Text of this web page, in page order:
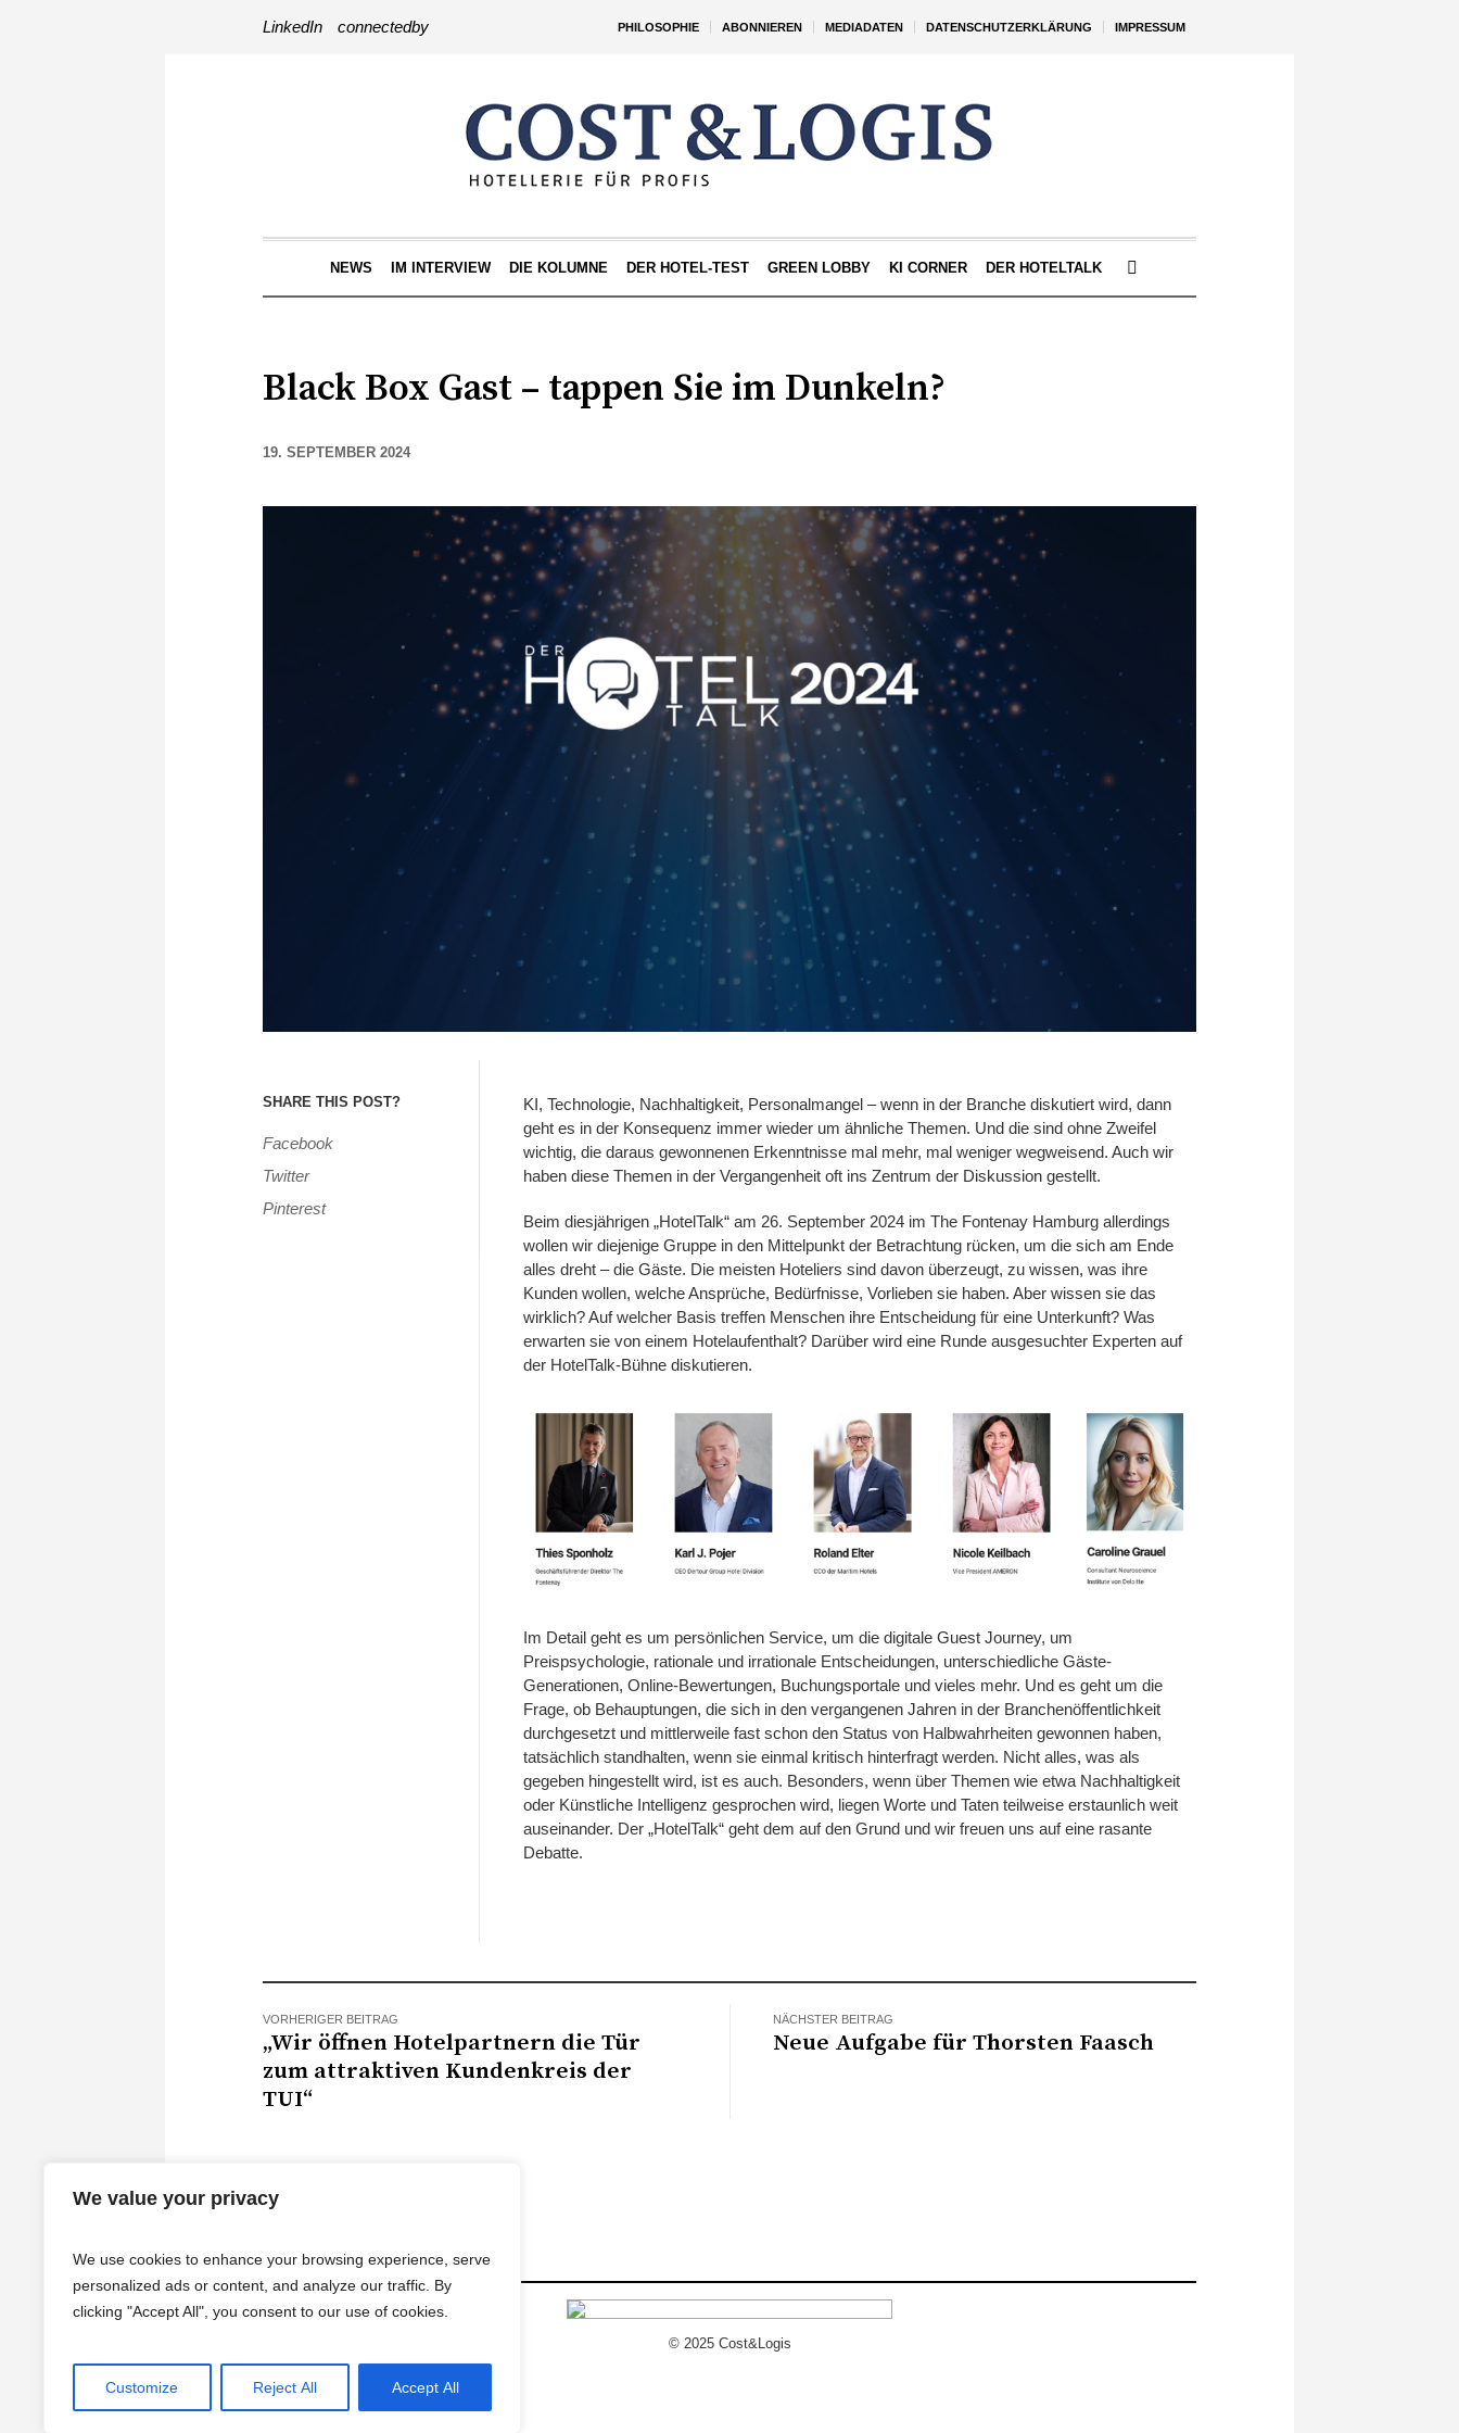
We value your privacy
We use cookies to enhance your browsing experience, serve
personalized ads or content, and analyze our traffic. By
clicking "Accept All", you consent to our use of cookies.
Customize Reject All Accept All
PHILOSOPHIE ABONNIEREN MEDIADATEN DATENSCHUTZERKLÄRUNG IMPRESSUM
LinkedIn connectedby
NEWS IM INTERVIEW DIE KOLUMNE DER HOTEL-TEST GREEN LOBBY KI CORNER DER HOTELTALK
Black Box Gast – tappen Sie im Dunkeln?
19. SEPTEMBER 2024
SHARE THIS POST?
Facebook
Twitter
Pinterest
KI, Technologie, Nachhaltigkeit, Personalmangel – wenn in der Branche diskutiert wird, dann
geht es in der Konsequenz immer wieder um ähnliche Themen. Und die sind ohne Zweifel
wichtig, die daraus gewonnenen Erkenntnisse mal mehr, mal weniger wegweisend. Auch wir
haben diese Themen in der Vergangenheit oft ins Zentrum der Diskussion gestellt.
Beim diesjährigen „HotelTalk“ am 26. September 2024 im The Fontenay Hamburg allerdings
wollen wir diejenige Gruppe in den Mittelpunkt der Betrachtung rücken, um die sich am Ende
alles dreht – die Gäste. Die meisten Hoteliers sind davon überzeugt, zu wissen, was ihre
Kunden wollen, welche Ansprüche, Bedürfnisse, Vorlieben sie haben. Aber wissen sie das
wirklich? Auf welcher Basis treffen Menschen ihre Entscheidung für eine Unterkunft? Was
erwarten sie von einem Hotelaufenthalt? Darüber wird eine Runde ausgesuchter Experten auf
der HotelTalk-Bühne diskutieren.
Im Detail geht es um persönlichen Service, um die digitale Guest Journey, um
Preispsychologie, rationale und irrationale Entscheidungen, unterschiedliche Gäste-
Generationen, Online-Bewertungen, Buchungsportale und vieles mehr. Und es geht um die
Frage, ob Behauptungen, die sich in den vergangenen Jahren in der Branchenöffentlichkeit
durchgesetzt und mittlerweile fast schon den Status von Halbwahrheiten gewonnen haben,
tatsächlich standhalten, wenn sie einmal kritisch hinterfragt werden. Nicht alles, was als
gegeben hingestellt wird, ist es auch. Besonders, wenn über Themen wie etwa Nachhaltigkeit
oder Künstliche Intelligenz gesprochen wird, liegen Worte und Taten teilweise erstaunlich weit
auseinander. Der „HotelTalk“ geht dem auf den Grund und wir freuen uns auf eine rasante
Debatte.
VORHERIGER BEITRAG
„Wir öffnen Hotelpartnern die Tür
zum attraktiven Kundenkreis der
TUI“
NÄCHSTER BEITRAG
Neue Aufgabe für Thorsten Faasch
© 2025 Cost&Logis